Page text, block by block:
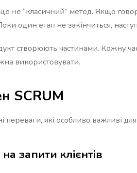
не “класичний” метод. Якщо
один етап не закінчиться,
створюють частинами. Кожну
використовувати.
SCRUM
переваги, які особливо важливі
запити клієнтів